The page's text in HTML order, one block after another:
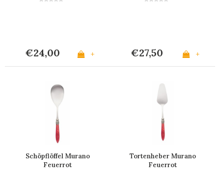
€24,00 + €27,50 +
Schöpflöffel Murano
Feuerrot
Tortenheber Murano
Feuerrot